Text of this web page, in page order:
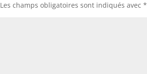
Les champs obligatoires sont indiqués avec*